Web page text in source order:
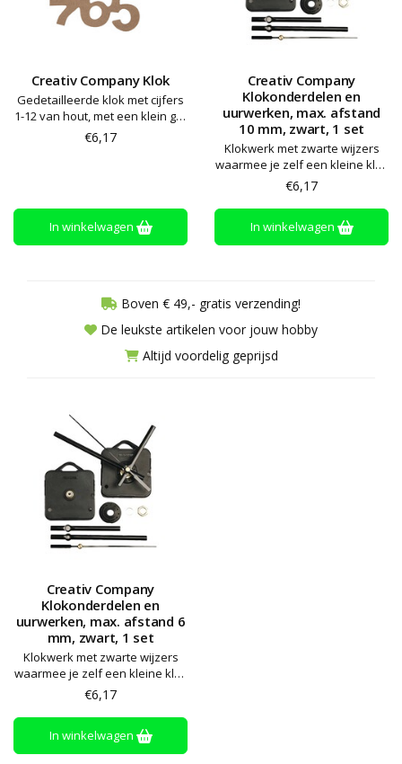
Creativ Company Klok
Gedetailleerde klok met cijfers
1-12 van hout, met een klein gat
in het midden (d: 1 cm) voor het
monteren van de wijzer en het
€6,17
In winkelwagen
Creativ Company
Klokonderdelen en
uurwerken, max. afstand
10 mm, zwart, 1 set
Klokwerk met zwarte wijzers
waarmee je zelf een kleine klok
kunt maken (artikelnr. 14000 –
niet inbegrepen)
€6,17
In winkelwagen
Boven € 49,- gratis verzending!
De leukste artikelen voor jouw hobby
Altijd voordelig geprijsd
Creativ Company
Klokonderdelen en
uurwerken, max. afstand 6
mm, zwart, 1 set
Klokwerk met zwarte wijzers
waarmee je zelf een kleine klok
kunt maken (artikelnr. 14000 –
niet inbegrepen)
€6,17
In winkelwagen